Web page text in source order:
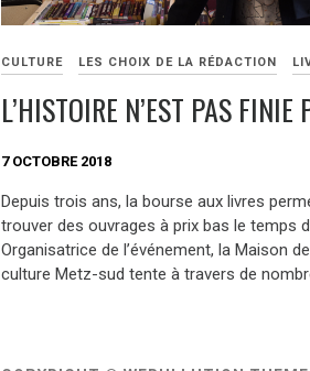
CULTURE LES CHOIX DE LA RÉDACTION
L’HISTOIRE N’EST PAS FINIE
7 OCTOBRE 2018
Depuis trois ans, la bourse aux livres
trouver des ouvrages à prix bas le temps
Organisatrice de l’événement, la Maison
culture Metz-sud tente à travers de